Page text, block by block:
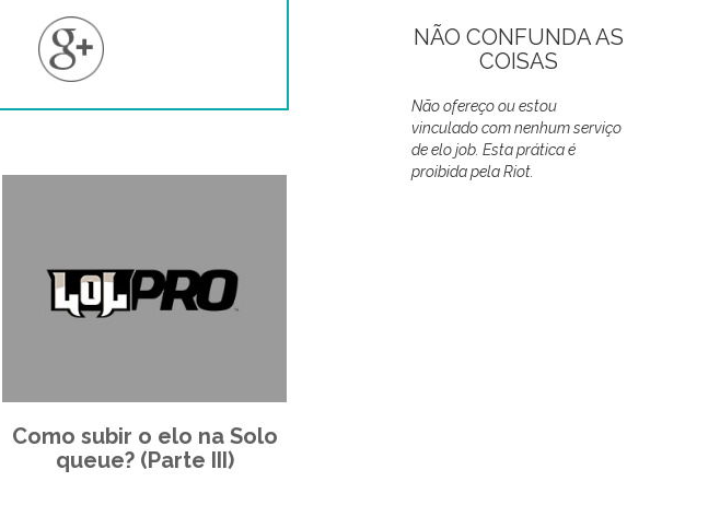
Como subir o elo na Solo
queue? (Parte III)
NÃO CONFUNDA AS
COISAS
Não ofereço ou estou
vinculado com nenhum serviço
de elo job. Esta prática é
proibida pela Riot.